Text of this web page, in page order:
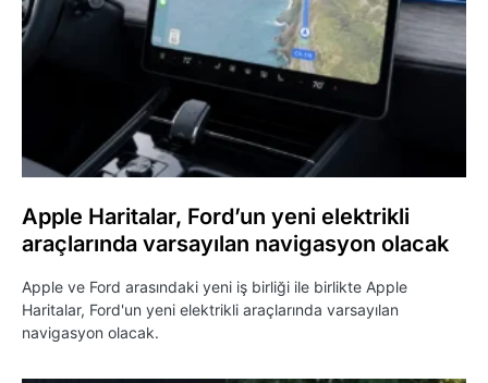
Apple Haritalar, Ford’un yeni elektrikli
araçlarında varsayılan navigasyon olacak
Apple ve Ford arasındaki yeni iş birliği ile birlikte Apple
Haritalar, Ford'un yeni elektrikli araçlarında varsayılan
navigasyon olacak.